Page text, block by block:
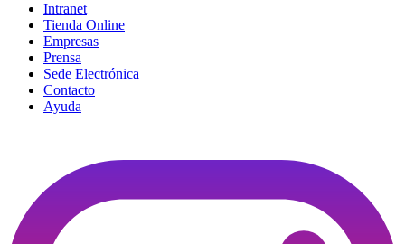
Intranet
Tienda Online
Empresas
Prensa
Sede Electrónica
Contacto
Ayuda